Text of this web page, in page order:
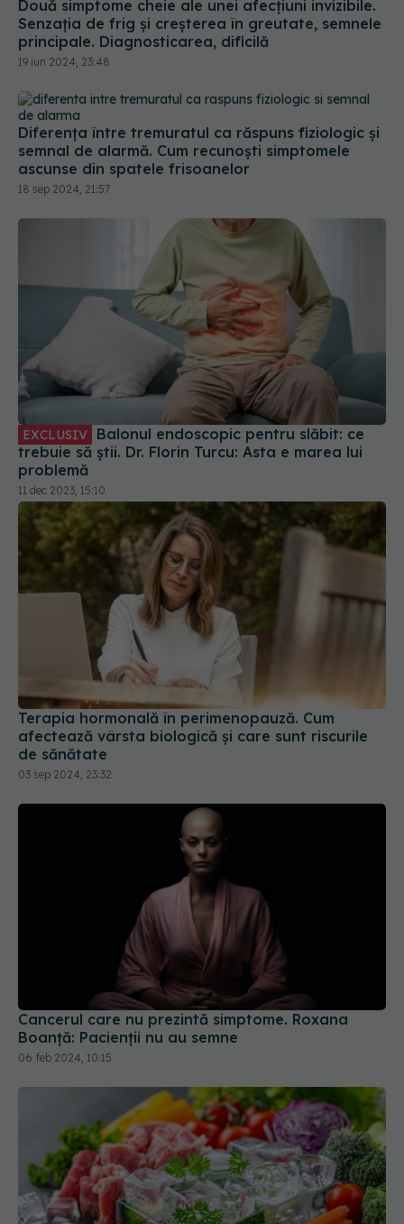
principale. Diagnosticarea, dificilă
19 iun 2024, 23:48
Diferența între tremuratul ca răspuns fiziologic și
semnal de alarmă. Cum recunoști simptomele
ascunse din spatele frisoanelor
18 sep 2024, 21:57
trebuie să știi. Dr. Florin Turcu: Asta e marea lui
problemă
11 dec 2023, 15:10
Terapia hormonală în perimenopauză. Cum
afectează vârsta biologică și care sunt riscurile
de sănătate
03 sep 2024, 23:32
Cancerul care nu prezintă simptome. Roxana
Boanță: Pacienții nu au semne
06 feb 2024, 10:15